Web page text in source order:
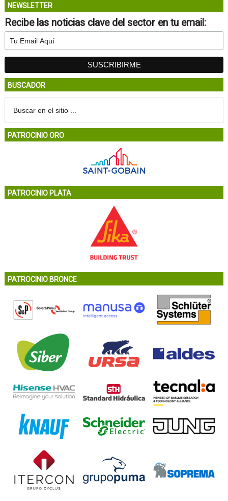
NEWSLETTER
Recibe las noticias clave del sector en tu email:
BUSCADOR
PATROCINIO ORO
PATROCINIO PLATA
PATROCINIO BRONCE